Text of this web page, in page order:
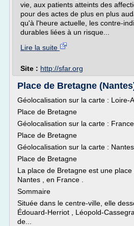
vie, aux patients atteints des
pour des actes de plus en plus
qu'à l'heure actuelle, les contre-
durables liées à un risque...
Lire la suite
Site : http://sfar.org
Place de Bretagne
Géolocalisation sur la carte : Loire-
Place de Bretagne
Géolocalisation sur la carte : France
Place de Bretagne
Géolocalisation sur la carte : Nantes
Place de Bretagne
La place de Bretagne est une
Nantes , en France .
Sommaire
Située dans le centre-ville, elle
Édouard-Herriot , Léopold-
de...